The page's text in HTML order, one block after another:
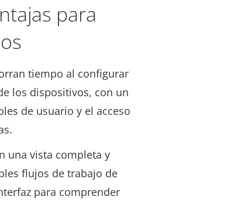
para
tiempo al configurar
los dispositivos, con un
de usuario y el acceso
una vista completa y
flujos de trabajo de
para comprender